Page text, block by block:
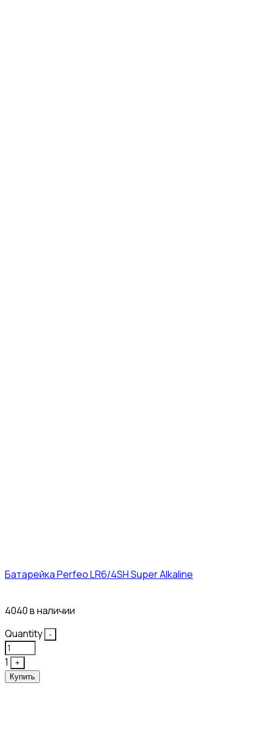
Батарейка Perfeo LR6/4SH Super Alkaline
4040 в наличии
Quantity
-
1
+
Купить